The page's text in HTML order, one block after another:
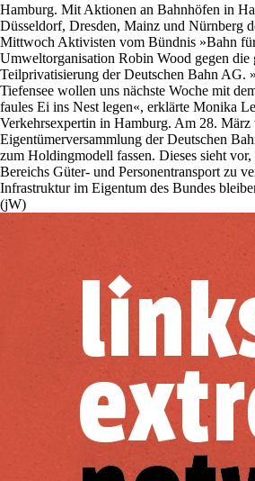
Hamburg. Mit Aktionen an Bahnhöfen in
Düsseldorf, Dresden, Mainz und Nürnberg
Mittwoch Aktivisten vom Bündnis »Bahn
Umweltorganisation Robin Wood gegen die
Teilprivatisierung der Deutschen Bahn AG.
Tiefensee wollen uns nächste Woche mit
faules Ei ins Nest legen«, erklärte Monika
Verkehrsexpertin in Hamburg. Am 28.
Eigentümerversammlung der Deutschen
zum Holdingmodell fassen. Dieses sieht vor,
Bereichs Güter- und Personentransport zu
Infrastruktur im Eigentum des Bundes
(jW)